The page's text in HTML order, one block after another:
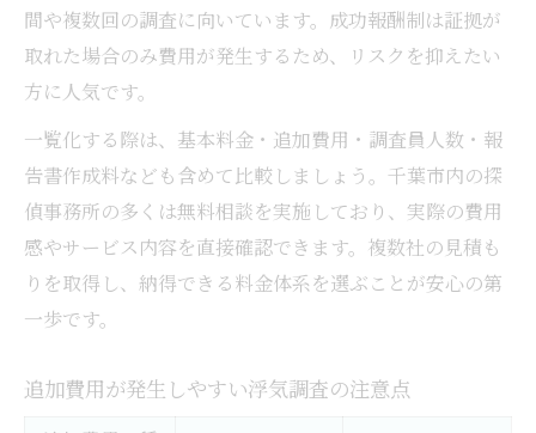
間や複数回の調査に向いています。成功報酬制は証拠が
取れた場合のみ費用が発生するため、リスクを抑えたい
方に人気です。
一覧化する際は、基本料金・追加費用・調査員人数・報
告書作成料なども含めて比較しましょう。千葉市内の探
偵事務所の多くは無料相談を実施しており、実際の費用
感やサービス内容を直接確認できます。複数社の見積も
りを取得し、納得できる料金体系を選ぶことが安心の第
一歩です。
追加費用が発生しやすい浮気調査の注意点